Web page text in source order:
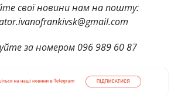
свої новини нам на пошту:
за номером 096 989 60 87